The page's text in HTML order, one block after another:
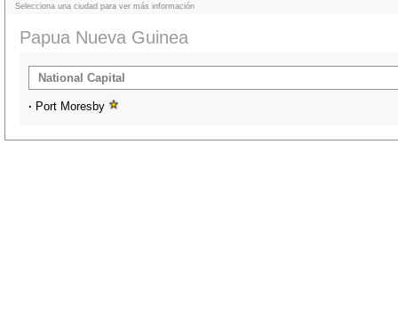
Selecciona una ciudad para ver más información
Papua Nueva Guinea
National Capital
· Port Moresby